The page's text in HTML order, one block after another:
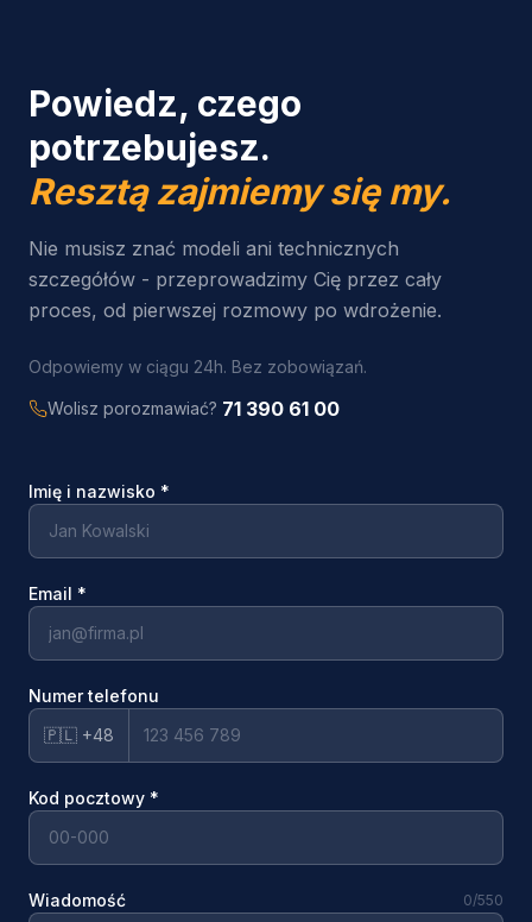
Powiedz, czego
potrzebujesz.
Resztą zajmiemy się my.
Nie musisz znać modeli ani technicznych
szczegółów - przeprowadzimy Cię przez cały
proces, od pierwszej rozmowy po wdrożenie.
Odpowiemy w ciągu 24h. Bez zobowiązań.
Wolisz porozmawiać? 71 390 61 00
Imię i nazwisko *
Email *
Numer telefonu
🇵🇱 +48
Kod pocztowy *
Wiadomość 0/550